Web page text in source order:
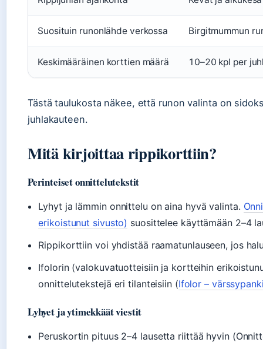
Suosituin runonlähde verkossa Birgitmummun
Keskimääräinen korttien määrä 10–20 kpl per
Tästä taulukosta näkee, että runon valinta on
juhlakauteen.
Mitä kirjoittaa rippikorttiin?
Perinteiset onnittelutekstit
Lyhyt ja lämmin onnittelu on aina hyvä valinta.
erikoistunut sivusto) suosittelee käyttämään 2–4
Rippikorttiin voi yhdistää raamatunlauseen, jos
Ifolorin (valokuvatuotteisiin ja kortteihin
onnittelutekstejä eri tilanteisiin (Ifolor –
Lyhyet ja ytimekkäät viestit
Peruskortin pituus 2–4 lausetta riittää hyvin